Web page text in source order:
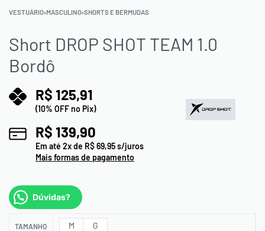
VESTUÁRIO›MASCULINO›SHORTS E BERMUDAS
Short DROP SHOT TEAM 1.0
Bordô
R$ 125,91
(10% OFF no Pix)
R$ 139,90
Em até 2x de R$69,95s/juros
Mais formas de pagamento
Dúvidas?
TAMANHO M G